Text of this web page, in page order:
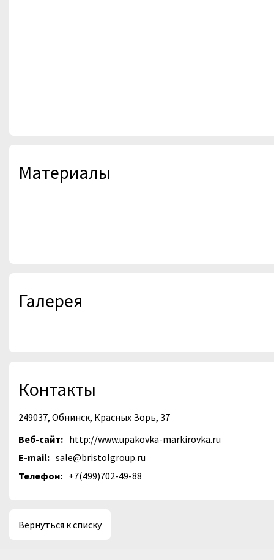
Материалы
Галерея
Контакты
249037, Обнинск, Красных Зорь, 37
Веб-сайт: http://www.upakovka-markirovka.ru
E-mail: sale@bristolgroup.ru
Телефон: +7(499)702-49-88
Вернуться к списку